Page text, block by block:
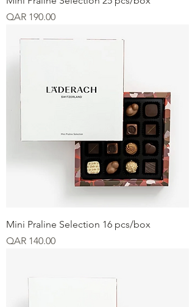
Price
QAR 190.00
Mini Praline Selection 16 pcs/box
Price
QAR 140.00